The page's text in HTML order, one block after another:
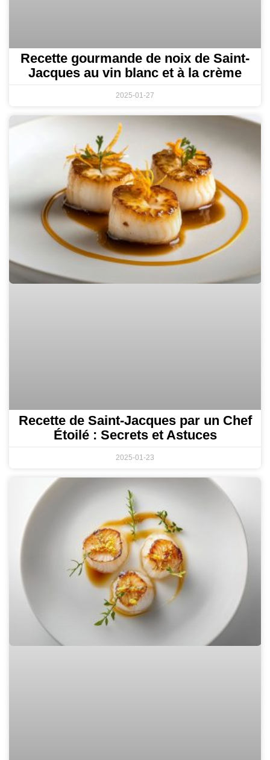
Recette gourmande de noix de Saint-
Jacques au vin blanc et à la crème
2025-01-27
Recette de Saint-Jacques par un Chef
Étoilé : Secrets et Astuces
2025-01-23